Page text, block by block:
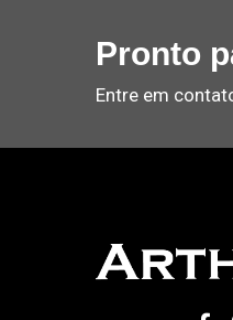
Pronto
Entre em